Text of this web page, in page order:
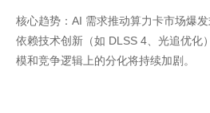
核心趋势：AI 需求推动算力卡市场爆
依赖技术创新（如 DLSS 4、光追优化
模和竞争逻辑上的分化将持续加剧。